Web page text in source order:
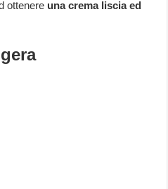
ottenere una crema liscia ed